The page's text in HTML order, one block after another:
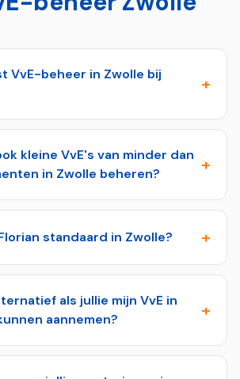
VvE-beheer in Zwolle bij
+
kleine VvE's van minder dan
in Zwolle beheren?
+
standaard in Zwolle? +
als jullie mijn VvE in
aannemen?
+